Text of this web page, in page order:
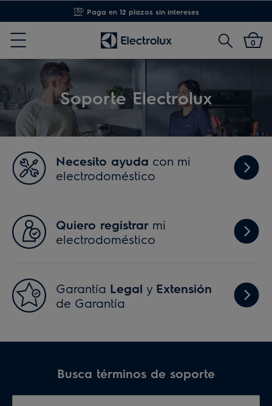
Opciones de instalación
Menu
Buscar 0
Soporte Electrolux
Necesito ayuda con mi
electrodoméstico
Necesito
ayuda
Quiero registrar mi
electrodoméstico
Quiero
registrar
Garantía Legal y Extensión
de Garantía
Garantía
Legal
Busca términos de soporte